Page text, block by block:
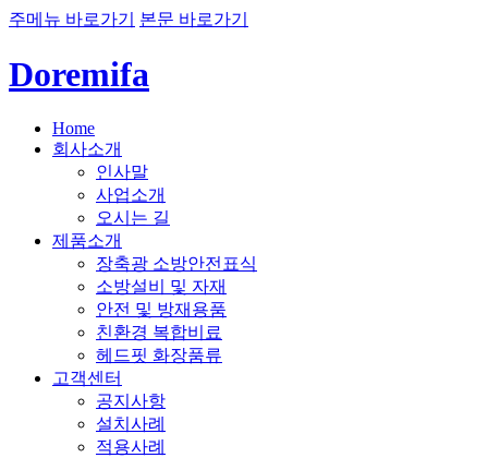
주메뉴 바로가기 본문 바로가기
Doremifa
Home
회사소개
인사말
사업소개
오시는 길
제품소개
장축광 소방안전표식
소방설비 및 자재
안전 및 방재용품
친환경 복합비료
헤드핏 화장품류
고객센터
공지사항
설치사례
적용사례